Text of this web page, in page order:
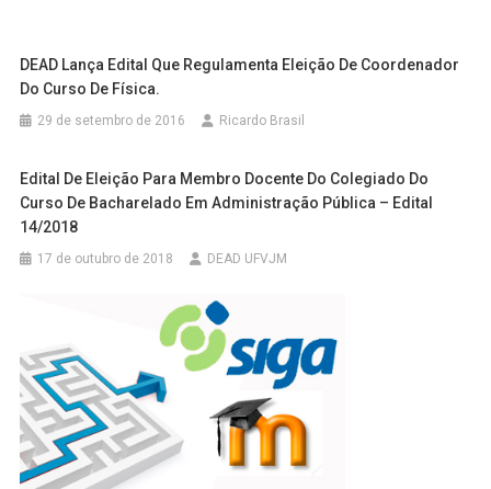
DEAD Lança Edital Que Regulamenta Eleição De Coordenador
Do Curso De Física.
29 de setembro de 2016 Ricardo Brasil
Edital De Eleição Para Membro Docente Do Colegiado Do
Curso De Bacharelado Em Administração Pública – Edital
14/2018
17 de outubro de 2018 DEAD UFVJM